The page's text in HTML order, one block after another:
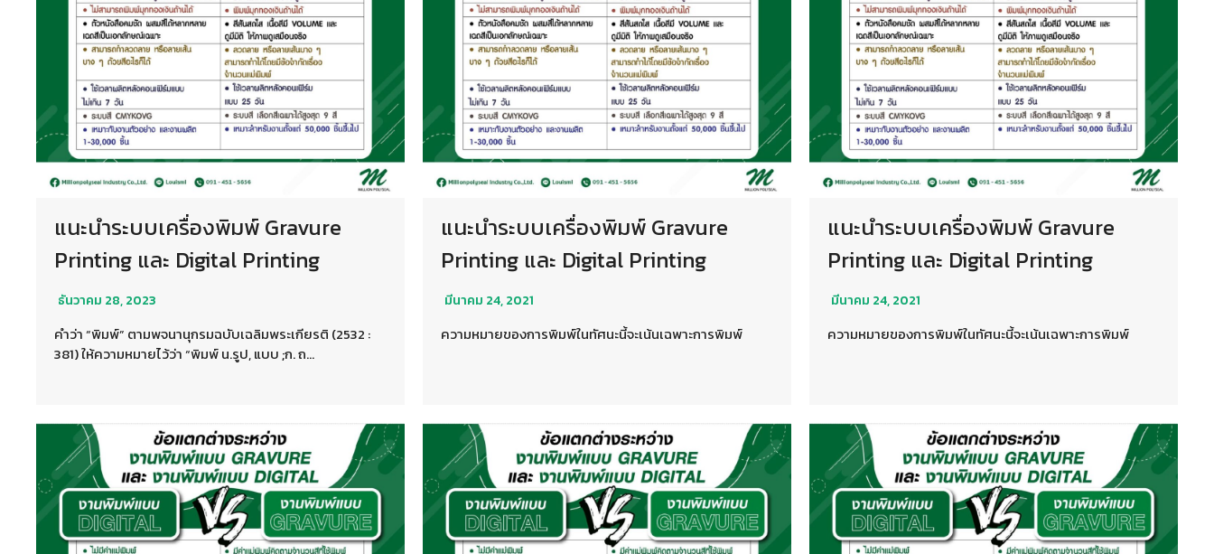
แนะนำระบบเครื่องพิมพ์ Gravure
Printing และ Digital Printing
ธันวาคม 28, 2023
คำว่า “พิมพ์” ตามพจนานุกรมฉบับเฉลิมพระเกียรติ (2532 :
381) ให้ความหมายไว้ว่า “พิมพ์ น.รูป, แบบ ;ก. ถ…
แนะนำระบบเครื่องพิมพ์ Gravure
Printing และ Digital Printing
มีนาคม 24, 2021
ความหมายของการพิมพ์ในทัศนะนี้จะเน้นเฉพาะการพิมพ์
แนะนำระบบเครื่องพิมพ์ Gravure
Printing และ Digital Printing
มีนาคม 24, 2021
ความหมายของการพิมพ์ในทัศนะนี้จะเน้นเฉพาะการพิมพ์